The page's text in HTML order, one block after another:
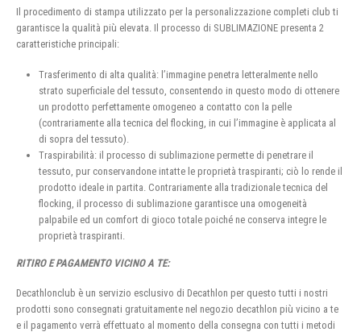
Il procedimento di stampa utilizzato per la personalizzazione completi club ti
garantisce la qualità più elevata. Il processo di SUBLIMAZIONE presenta 2
caratteristiche principali:
Trasferimento di alta qualità: l’immagine penetra letteralmente nello
strato superficiale del tessuto, consentendo in questo modo di ottenere
un prodotto perfettamente omogeneo a contatto con la pelle
(contrariamente alla tecnica del flocking, in cui l’immagine è applicata al
di sopra del tessuto).
Traspirabilità: il processo di sublimazione permette di penetrare il
tessuto, pur conservandone intatte le proprietà traspiranti; ciò lo rende il
prodotto ideale in partita. Contrariamente alla tradizionale tecnica del
flocking, il processo di sublimazione garantisce una omogeneità
palpabile ed un comfort di gioco totale poiché ne conserva integre le
proprietà traspiranti.
RITIRO E PAGAMENTO VICINO A TE:
Decathlonclub è un servizio esclusivo di Decathlon per questo tutti i nostri
prodotti sono consegnati gratuitamente nel negozio decathlon più vicino a te
e il pagamento verrà effettuato al momento della consegna con tutti i metodi